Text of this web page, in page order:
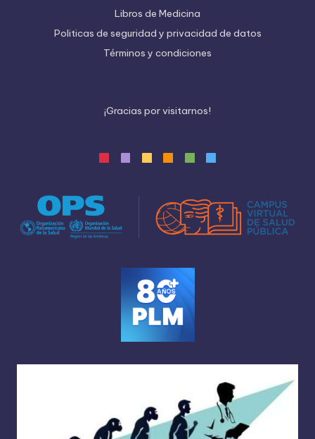
Libros de Medicina
Politicas de seguridad y privacidad de datos
Términos y condiciones
¡Gracias porvisitarnos!